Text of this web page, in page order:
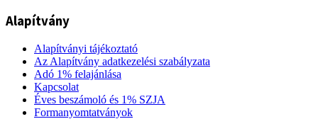
Alapítvány
Alapítványi tájékoztató
Az Alapítvány adatkezelési szabályzata
Adó 1% felajánlása
Kapcsolat
Éves beszámoló és 1% SZJA
Formanyomtatványok